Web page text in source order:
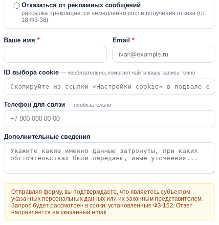
Отказаться от рекламных сообщений
рассылка прекращается немедленно после получения отказа (ст.
18 ФЗ-38)
Ваше имя * Email *
ID выбора cookie — необязательно, помогает найти вашу запись точно
Телефон для связи — необязательно
Дополнительные сведения
Отправляя форму, вы подтверждаете, что являетесь субъектом
указанных персональных данных или их законным представителем.
Запрос будет рассмотрен в сроки, установленные ФЗ-152. Ответ
направляется на указанный email.